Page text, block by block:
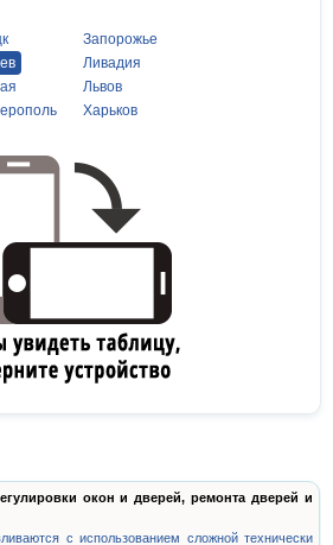
Запорожье
Ливадия
Львов
Харьков
окон и дверей, ремонта дверей и
с использованием сложной технически